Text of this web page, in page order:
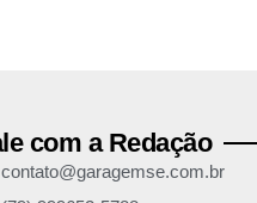
com a Redação
contato@garagemse.com.br